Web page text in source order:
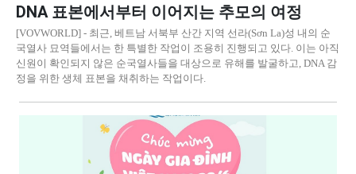
DNA 표본에서부터 이어지는 추모의 여정
[VOVWORLD] - 최근, 베트남 서북부 산간 지역 선라(Sơn La)성 내의 순
국열사 묘역들에서는 한 특별한 작업이 조용히 진행되고 있다. 이는 아직
신원이 확인되지 않은 순국열사들을 대상으로 유해를 발굴하고, DNA 감
정을 위한 생체 표본을 채취하는 작업이다.